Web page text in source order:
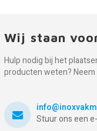
Wij staan
Hulp nodig bij het
producten weten?
Stuur ons een